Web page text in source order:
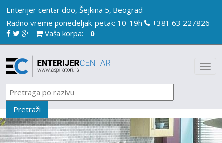
Enterijer centar doo, Šejkina 5, Beograd
Radno vreme ponedeljak-petak: 10-19h
+381 63 227826
Vaša korpa:
0